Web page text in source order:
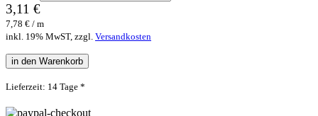
3,11 €
7,78 € / m
inkl. 19% MwST, zzgl. Versandkosten
in den Warenkorb
Lieferzeit: 14 Tage *